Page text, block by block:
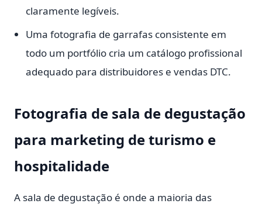
claramente legíveis.
Uma fotografia de garrafas consistente em
todo um portfólio cria um catálogo profissional
adequado para distribuidores e vendas DTC.
Fotografia de sala de degustação
para marketing de turismo e
hospitalidade
A sala de degustação é onde a maioria das